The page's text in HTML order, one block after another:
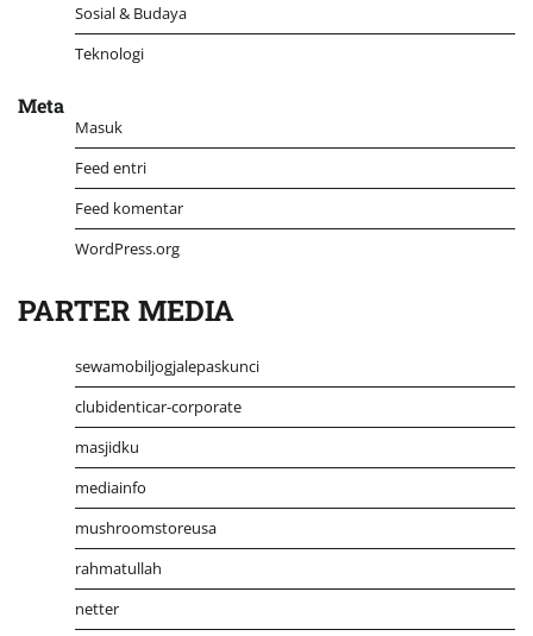
Sosial & Budaya
Teknologi
Meta
Masuk
Feed entri
Feed komentar
WordPress.org
PARTER MEDIA
sewamobiljogjalepaskunci
clubidenticar-corporate
masjidku
mediainfo
mushroomstoreusa
rahmatullah
netter